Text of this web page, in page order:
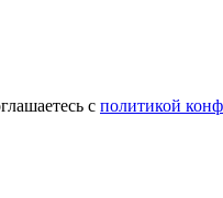
с политикой